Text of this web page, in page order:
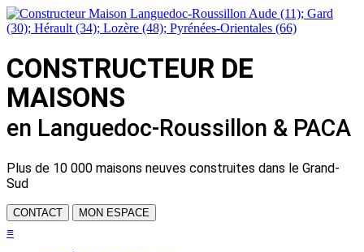
CONSTRUCTEUR DE
MAISONS
en Languedoc-Roussillon & PACA
Plus de 10 000 maisons neuves construites dans le Grand-
Sud
CONTACT MON ESPACE
≡